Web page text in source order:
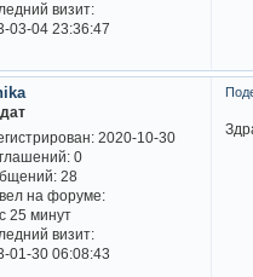
визит:
03-04 23:36:47
: 2020-10-30
0
28
на форуме:
25 минут
визит:
01-30 06:08:43